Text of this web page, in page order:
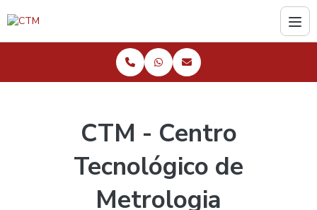
CTM - Centro
Tecnológico de
Metrologia